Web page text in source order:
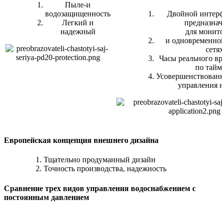
Пыле-и
водозащищенность
Легкий и
надежный
Двойной
для
и
Часы реального
по
управления
Европейская концепция внешнего дизайна
Тщательно продуманный дизайн
Точность производства, надежность
Сравнение трех видов управления водоснабжением с
постоянным давлением